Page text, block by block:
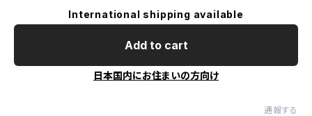
International shipping available
Add to cart
日本国内にお住まいの方向け
通報する